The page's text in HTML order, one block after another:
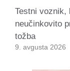
Testni voznik,
neučinkovito
tožba
9. avgusta 2026